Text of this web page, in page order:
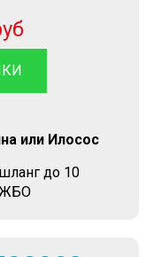
или Илосос
до 10
ЖБО